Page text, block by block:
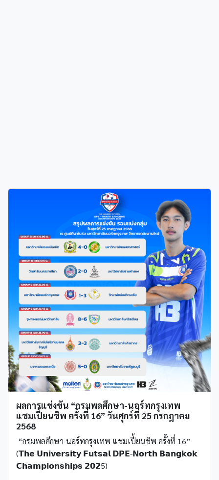
ผลการแข่งขัน “กรมพลศึกษา-นอร์ทกรุงเทพ
แชมเปี้ยนชิพ ครั้งที่ 16” วันศุกร์ที่ 25 กรกฎาคม
2568
“กรมพลศึกษา-นอร์ทกรุงเทพ แชมเปี้ยนชิพ ครั้งที่ 16”
(𝗧𝗵𝗲 𝗨𝗻𝗶𝘃𝗲𝗿𝘀𝗶𝘁𝘆 𝗙𝘂𝘁𝘀𝗮𝗹 𝗗𝗣𝗘-𝗡𝗼𝗿𝘁𝗵 𝗕𝗮𝗻𝗴𝗸𝗼𝗸
𝗖𝗵𝗮𝗺𝗽𝗶𝗼𝗻𝘀𝗵𝗶𝗽𝘀 𝟮𝟬𝟮5)